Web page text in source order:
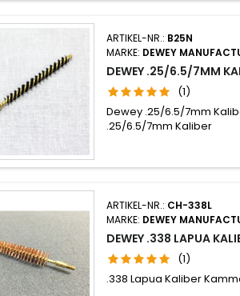
ARTIKEL-NR.: B25N
MARKE: DEWEY
DEWEY .25/6.5/7MM
(1)
Dewey .25/6.5/7mm
.25/6.5/7mm Kaliber
ARTIKEL-NR.: CH-338L
MARKE: DEWEY
DEWEY .338 LAPUA
(1)
.338 Lapua Kaliber